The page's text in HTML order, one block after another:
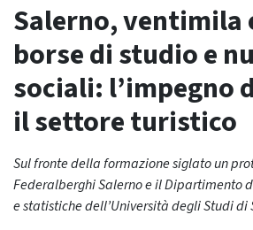
Salerno, ventimila
borse di studio e
sociali: l’impegno
il settore turistico
Sul fronte della formazione siglato un
Federalberghi Salerno e il Dipartimento
e statistiche dell’Università degli Studi di